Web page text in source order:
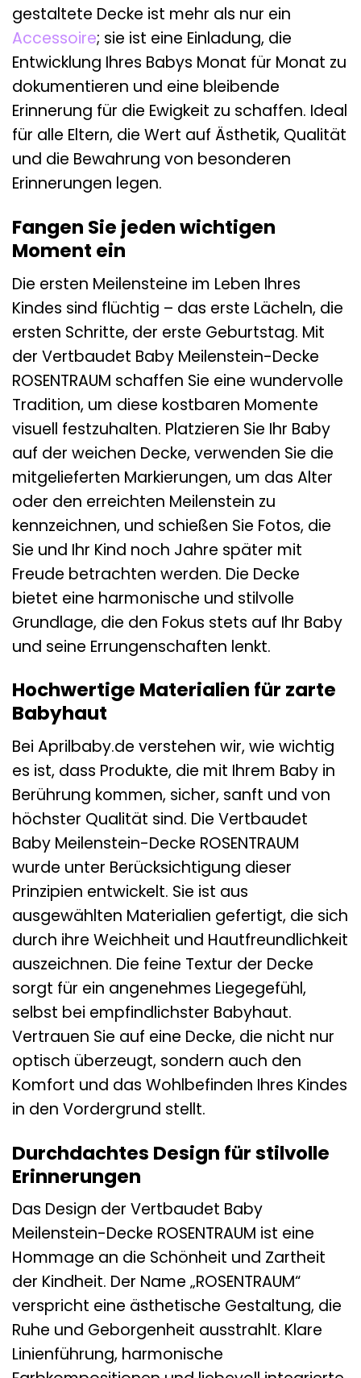
gestaltete Decke ist mehr als nur ein
Accessoire; sie ist eine Einladung, die
Entwicklung Ihres Babys Monat für Monat zu
dokumentieren und eine bleibende
Erinnerung für die Ewigkeit zu schaffen. Ideal
für alle Eltern, die Wert auf Ästhetik, Qualität
und die Bewahrung von besonderen
Erinnerungen legen.
Fangen Sie jeden wichtigen
Moment ein
Die ersten Meilensteine im Leben Ihres
Kindes sind flüchtig – das erste Lächeln, die
ersten Schritte, der erste Geburtstag. Mit
der Vertbaudet Baby Meilenstein-Decke
ROSENTRAUM schaffen Sie eine wundervolle
Tradition, um diese kostbaren Momente
visuell festzuhalten. Platzieren Sie Ihr Baby
auf der weichen Decke, verwenden Sie die
mitgelieferten Markierungen, um das Alter
oder den erreichten Meilenstein zu
kennzeichnen, und schießen Sie Fotos, die
Sie und Ihr Kind noch Jahre später mit
Freude betrachten werden. Die Decke
bietet eine harmonische und stilvolle
Grundlage, die den Fokus stets auf Ihr Baby
und seine Errungenschaften lenkt.
Hochwertige Materialien für zarte
Babyhaut
Bei Aprilbaby.de verstehen wir, wie wichtig
es ist, dass Produkte, die mit Ihrem Baby in
Berührung kommen, sicher, sanft und von
höchster Qualität sind. Die Vertbaudet
Baby Meilenstein-Decke ROSENTRAUM
wurde unter Berücksichtigung dieser
Prinzipien entwickelt. Sie ist aus
ausgewählten Materialien gefertigt, die sich
durch ihre Weichheit und Hautfreundlichkeit
auszeichnen. Die feine Textur der Decke
sorgt für ein angenehmes Liegegefühl,
selbst bei empfindlichster Babyhaut.
Vertrauen Sie auf eine Decke, die nicht nur
optisch überzeugt, sondern auch den
Komfort und das Wohlbefinden Ihres Kindes
in den Vordergrund stellt.
Durchdachtes Design für stilvolle
Erinnerungen
Das Design der Vertbaudet Baby
Meilenstein-Decke ROSENTRAUM ist eine
Hommage an die Schönheit und Zartheit
der Kindheit. Der Name „ROSENTRAUM“
verspricht eine ästhetische Gestaltung, die
Ruhe und Geborgenheit ausstrahlt. Klare
Linienführung, harmonische